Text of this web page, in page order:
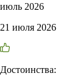
июль 2026
21 июля 2026
Достоинства: